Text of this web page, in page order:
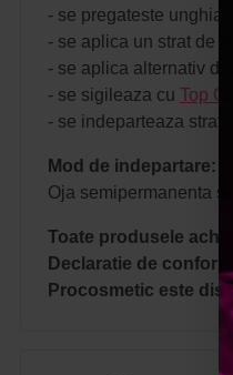
- se pregateste unghia
- se aplica un strat de
- se aplica alternativ
- se sigileaza cu Top
- se indeparteaza
Mod de indepartare:
Oja semipermanenta
Toate produsele
Declaratie de
Procosmetic este